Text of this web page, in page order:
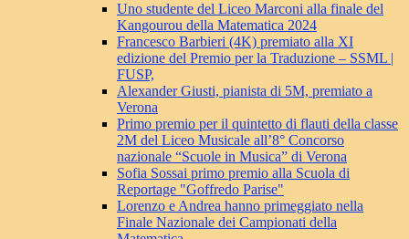
Uno studente del Liceo Marconi alla finale del
Kangourou della Matematica 2024
Francesco Barbieri (4K) premiato alla XI
edizione del Premio per la Traduzione – SSML |
FUSP,
Alexander Giusti, pianista di 5M, premiato a
Verona
Primo premio per il quintetto di flauti della classe
2M del Liceo Musicale all’8° Concorso
nazionale “Scuole in Musica” di Verona
Sofia Sossai primo premio alla Scuola di
Reportage "Goffredo Parise"
Lorenzo e Andrea hanno primeggiato nella
Finale Nazionale dei Campionati della